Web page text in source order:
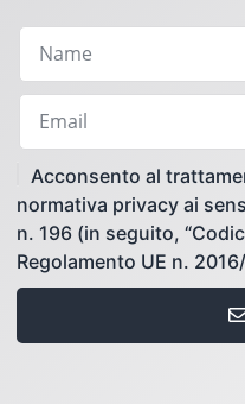
Acconsento al
normativa privacy ai
n. 196 (in seguito,
Regolamento UE n.